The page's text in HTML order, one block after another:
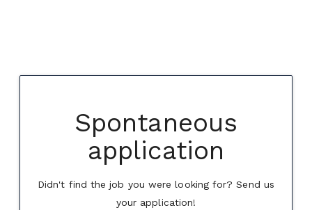
Spontaneous
application
Didn't find the job you were looking for? Send us
your application!